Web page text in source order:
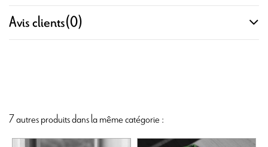
Avis clients(0)
7 autres produits dans la même catégorie :